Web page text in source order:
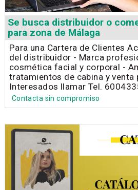
Se busca distribuidor o
para zona de Málaga
Para una Cartera de Clientes
del distribuidor - Marca
cosmética facial y corporal -
tratamientos de cabina y venta
Interesados llamar Tel.
Contacta sin compromiso